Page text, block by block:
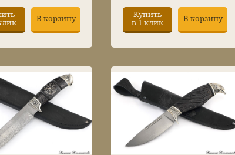
В корзину
Купить
в 1 клик
В корзину